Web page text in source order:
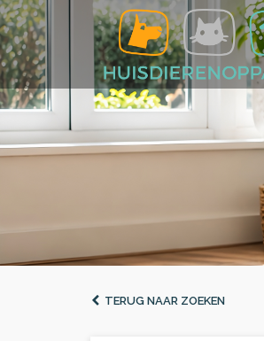
TERUG NAAR ZOEKEN